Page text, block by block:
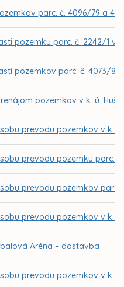
parc. č. 4096/79 a
pozemku parc. č. 2242/1 v
pozemkov parc. č. 4073/8
pozemkov v k. ú.
prevodu pozemkov v k.
prevodu pozemku parc.
prevodu pozemkov parc.
prevodu pozemkov v k.
Aréna – dostavba
prevodu pozemkov v k.